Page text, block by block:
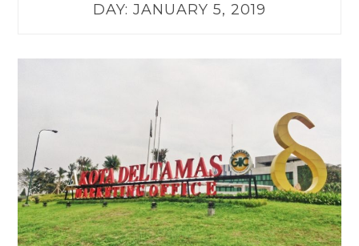
DAY: JANUARY 5, 2019